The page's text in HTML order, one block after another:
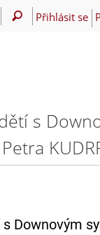
Přihlásit se
s
Downovým